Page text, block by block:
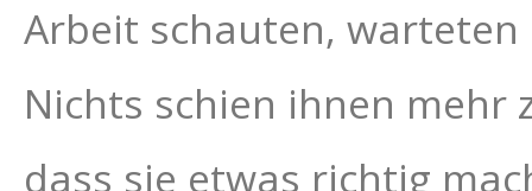
Arbeit schauten, warteten
Nichts schien ihnen mehr
dass sie etwas richtig